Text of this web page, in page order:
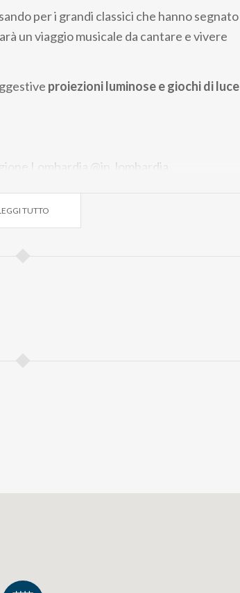
per i grandi classici che hanno segnato
un viaggio musicale da cantare e vivere
proiezioni luminose e giochi di luce
Lombardia @in_lombardia
TUTTO